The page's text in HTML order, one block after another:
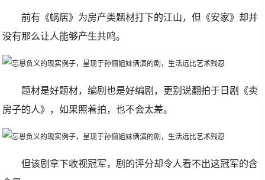
前有《蜗居》为房产类题材打下的江山，但《安家》却并
没有那么让人能够产生共鸣。
题材是好题材，编剧也是好编剧，更别说翻拍于日剧《卖
房子的人》，如果照着拍，也不会太差。
但该剧拿下收视冠军，剧的评分却令人看不出这冠军的含